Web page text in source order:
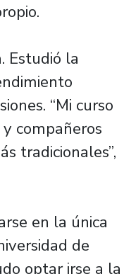
Estudió la
“Mi curso
compañeros
tradicionales”,
en la única
de
optar irse a la